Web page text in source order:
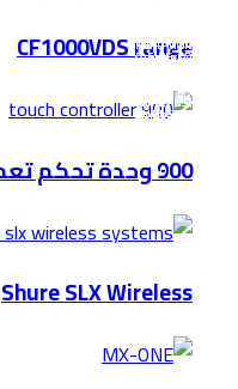
CF1000VDS range
900 وحدة تحكم تعمل باللمس
Shure SLX Wireless